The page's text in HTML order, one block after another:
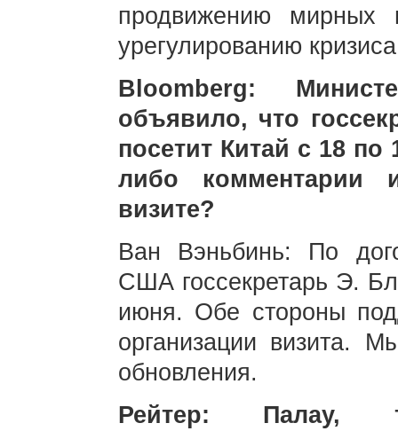
продвижению мирных
урегулированию
Bloomberg:
объявило, что
посетит Китай с 18
либо комментарии
визите?
Ван Вэньбинь: По
США госсекретарь Э.
июня. Обе стороны
организации визита.
обновления.
Рейтер: Палау,